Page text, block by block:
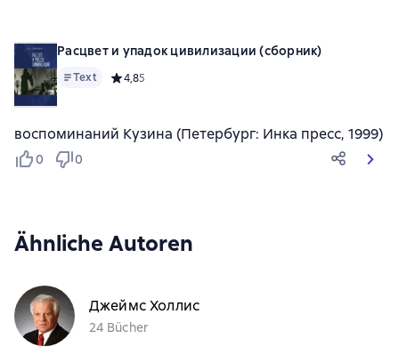
Расцвет и упадок цивилизации (сборник)
Text Средний рейтинг 4,8 на основе 5 оценок
4,85
воспоминаний Кузина (Петербург: Инка пресс, 1999)
0 0
Ähnliche Autoren
Джеймс Холлис
24 Bücher